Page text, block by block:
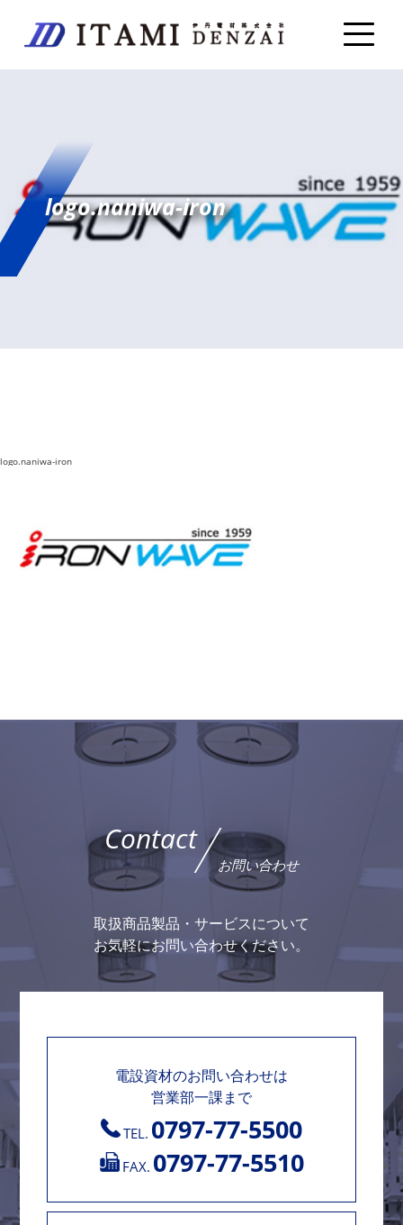
logo.naniwa-iron
logo.naniwa-iron
Contact
お問い合わせ
取扱商品製品・サービスについて
お気軽にお問い合わせください。
電設資材のお問い合わせは
営業部一課まで
TEL. 0797-77-5500
FAX. 0797-77-5510